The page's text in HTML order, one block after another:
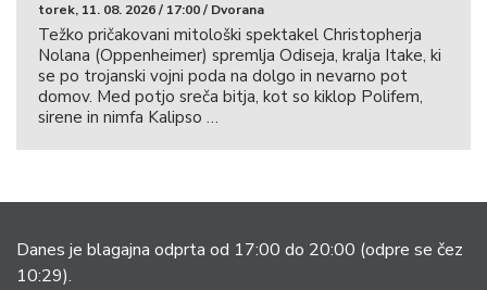
torek, 11. 08. 2026 / 17:00 / Dvorana
Težko pričakovani mitološki spektakel Christopherja
Nolana (Oppenheimer) spremlja Odiseja, kralja Itake, ki
se po trojanski vojni poda na dolgo in nevarno pot
domov. Med potjo sreča bitja, kot so kiklop Polifem,
sirene in nimfa Kalipso …
Danes je blagajna odprta od 17:00 do 20:00 (odpre se čez
10:29).